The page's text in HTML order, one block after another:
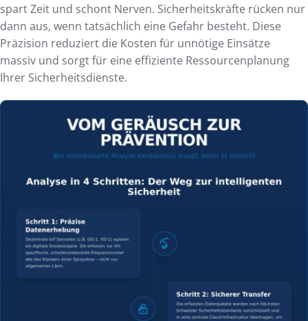
spart Zeit und schont Nerven. Sicherheitskräfte rücken nur
dann aus, wenn tatsächlich eine Gefahr besteht. Diese
Präzision reduziert die Kosten für unnötige Einsätze
massiv und sorgt für eine effiziente Ressourcenplanung
Ihrer Sicherheitsdienste.